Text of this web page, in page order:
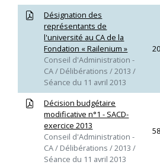
Désignation des
représentants de
l'université au CA de la
Fondation « Railenium »
Conseil d'Administration -
CA / Délibérations / 2013 /
Séance du 11 avril 2013
Décision budgétaire
modificative n°1 - SACD-
exercice 2013
Conseil d'Administration -
CA / Délibérations / 2013 /
Séance du 11 avril 2013